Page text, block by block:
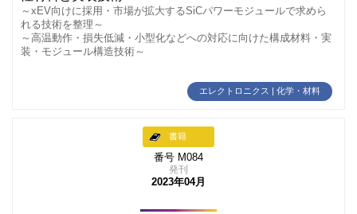
～xEV向けに採用・市場が拡大するSiCパワーモジュールで求めら
れる技術を整理～
～高温動作・損失低減・小型化などへの対応に向けた構成材料・実
装・モジュール構造技術～
エレクトロニクス | 化学・材料
書籍
番号 M084
発刊
2023年04月